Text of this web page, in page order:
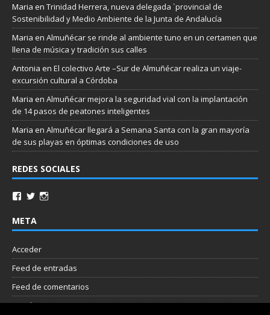
Maria en Trinidad Herrera, nueva delegada `provincial de
Sostenibilidad y Medio Ambiente de la Junta de Andalucía
Maria en Almuñécar se rinde al ambiente tuno en un certamen que
llena de música y tradición sus calles
Antonia en El colectivo Arte –Sur de Almuñécar realiza un viaje-
excursión cultural a Córdoba
Maria en Almuñécar mejora la seguridad vial con la implantación
de 14 pasos de peatones inteligentes
Maria en Almuñécar llegará a Semana Santa con la gran mayoría
de sus playas en óptimas condiciones de uso
REDES SOCIALES
META
Acceder
Feed de entradas
Feed de comentarios
WordPress.org